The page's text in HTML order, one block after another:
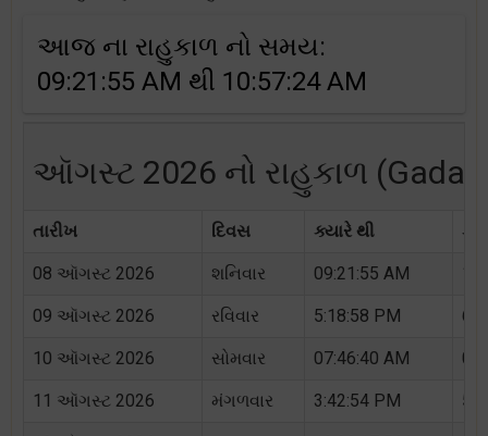
આજ ના રાહુકાળ નો સમય:
09:21:55 AM થી 10:57:24 AM
ઑગસ્ટ 2026 નો રાહુકાળ (Gadag
તારીખ દિવસ ક્યારે થી
08 ઑગસ્ટ 2026 શનિવાર 09:21:55 AM
09 ઑગસ્ટ 2026 રવિવાર 5:18:58 PM
10 ઑગસ્ટ 2026 સોમવાર 07:46:40 AM
11 ઑગસ્ટ 2026 મંગળવાર 3:42:54 PM